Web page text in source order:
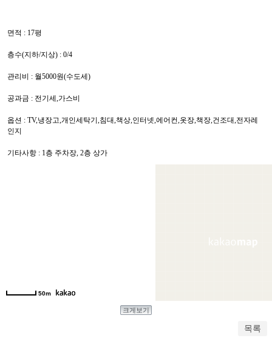
면적 : 17평
층수(지하/지상) : 0/4
관리비 : 월5000원(수도세)
공과금 : 전기세,가스비
옵션 : TV,냉장고,개인세탁기,침대,책상,인터넷,에어컨,옷장,책장,건조대,전자레
인지
기타사항 : 1층 주차장, 2층 상가
50m
크게보기
목록